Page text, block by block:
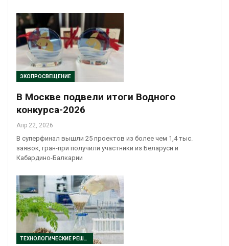
ЭКОПРОСВЕЩЕНИЕ
В Москве подвели итоги Водного
конкурса-2026
Апр 22, 2026
В суперфинал вышли 25 проектов из более чем 1,4 тыс.
заявок, гран-при получили участники из Беларуси и
Кабардино-Балкарии
ТЕХНОЛОГИЧЕСКИЕ РЕШЕНИЯ